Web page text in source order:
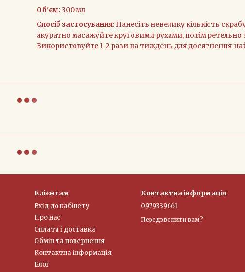
Об'єм: 300 мл
Спосіб застосування: Нанесіть невелику кількість
акуратно масажуйте круговими рухами, потім
Використовуйте 1-2 рази на тиждень для досягнення
Клієнтам
Вхід до кабінету
Про нас
Оплата і доставка
Обмін та повернення
Контактна інформація
Блог
Контактна інформація
0979339661
Передзвонити вам?